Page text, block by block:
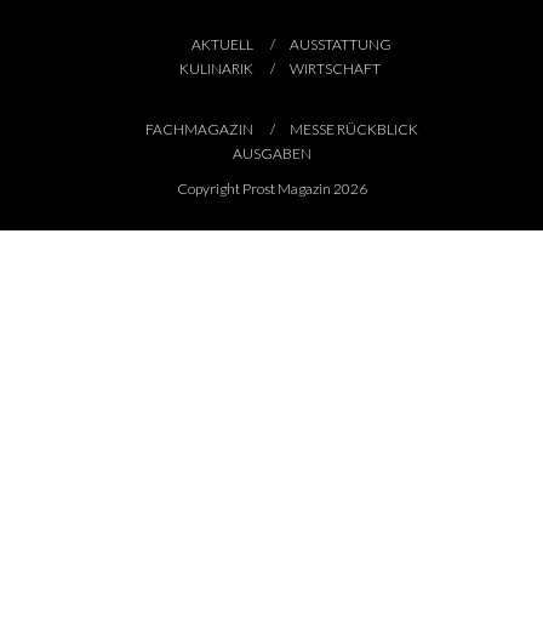
AKTUELL
AUSSTATTUNG
KULINARIK
WIRTSCHAFT
FACHMAGAZIN
MESSE RÜCKBLICK
AUSGABEN
Copyright Prost Magazin 2026